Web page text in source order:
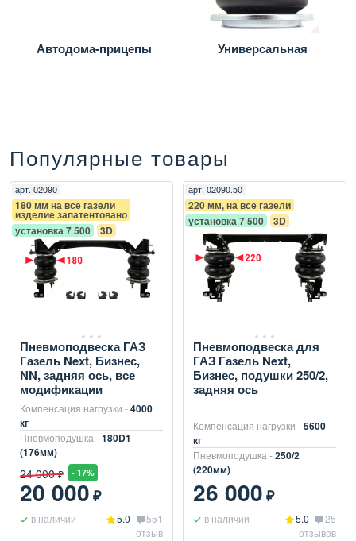
Автодома-прицепы Универсальная
Популярные товары
арт. 02090
180 мм на все газели
изделие запатентовано
установка 7 500
3D
Пневмоподвеска ГАЗ
Газель Next, Бизнес,
NN, задняя ось, все
модификации
Компенсация нагрузки -4000
кг
Пневмоподушка -180D1
(176мм)
24 000 ₽ - 17%
20 000₽
в наличии 5.0
551
отзыв
арт. 02090.50
220 мм, на все газели
установка 7 500
3D
Пневмоподвеска для
ГАЗ Газель Next,
Бизнес, подушки 250/2,
задняя ось
Компенсация нагрузки -5600
кг
Пневмоподушка -250/2
(220мм)
26 000₽
в наличии 5.0
25
отзывов